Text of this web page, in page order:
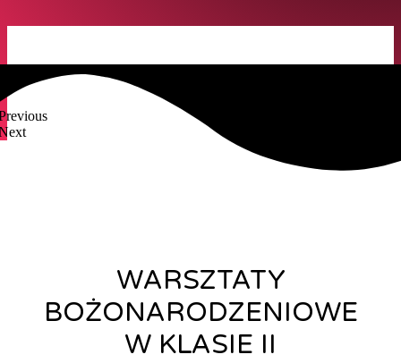
WARSZTATY
BOŻONARODZENIOWE
W KLASIE II